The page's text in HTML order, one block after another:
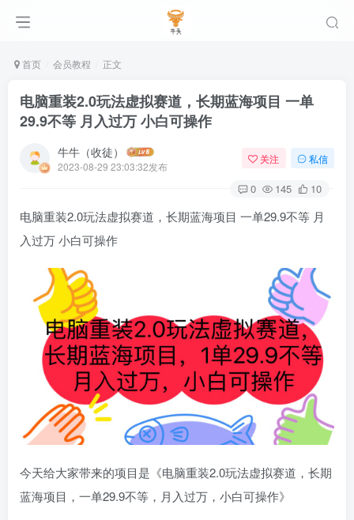
首页 会员教程 正文
电脑重装2.0玩法虚拟赛道，长期蓝海项目 一单
29.9不等 月入过万 小白可操作
牛牛（收徒）
2023-08-29 23:03:32发布
关注 私信
0 145 10
电脑重装2.0玩法虚拟赛道，长期蓝海项目 一单29.9不等 月
入过万 小白可操作
今天给大家带来的项目是《电脑重装2.0玩法虚拟赛道，长期
蓝海项目，一单29.9不等，月入过万，小白可操作》